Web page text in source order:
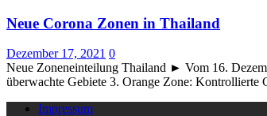
Neue Corona Zonen in Thailand
Dezember 17, 2021 0
Neue Zoneneinteilung Thailand ► Vom 16.
überwachte Gebiete 3. Orange Zone: Kontrollierte
Impressum